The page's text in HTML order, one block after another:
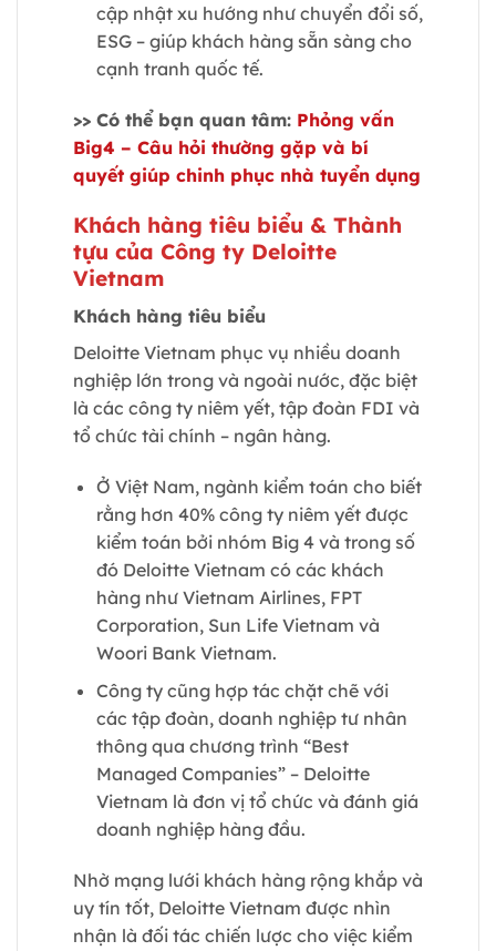
cập nhật xu hướng như chuyển đổi số,
ESG – giúp khách hàng sẵn sàng cho
cạnh tranh quốc tế.
>> Có thể bạn quan tâm: Phỏng vấn
Big4 – Câu hỏi thường gặp và bí
quyết giúp chinh phục nhà tuyển dụng
Khách hàng tiêu biểu & Thành
tựu của Công ty Deloitte
Vietnam
Khách hàng tiêu biểu
Deloitte Vietnam phục vụ nhiều doanh
nghiệp lớn trong và ngoài nước, đặc biệt
là các công ty niêm yết, tập đoàn FDI và
tổ chức tài chính – ngân hàng.
Ở Việt Nam, ngành kiểm toán cho biết
rằng hơn 40% công ty niêm yết được
kiểm toán bởi nhóm Big 4 và trong số
đó Deloitte Vietnam có các khách
hàng như Vietnam Airlines, FPT
Corporation, Sun Life Vietnam và
Woori Bank Vietnam.
Công ty cũng hợp tác chặt chẽ với
các tập đoàn, doanh nghiệp tư nhân
thông qua chương trình “Best
Managed Companies” – Deloitte
Vietnam là đơn vị tổ chức và đánh giá
doanh nghiệp hàng đầu.
Nhờ mạng lưới khách hàng rộng khắp và
uy tín tốt, Deloitte Vietnam được nhìn
nhận là đối tác chiến lược cho việc kiểm